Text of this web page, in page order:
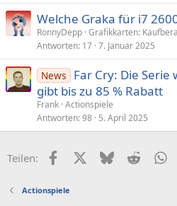
Welche Graka für i7
RonnyDepp Grafikkarten:
Antworten 17 7. Januar 2025
News
Far Cry: Die Serie
gibt bis zu 85 % Rabatt
Frank Actionspiele
Antworten 98 5. April 2025
Teilen: FacebookX (Twitter)
BlueskyReddit
Actionspiele